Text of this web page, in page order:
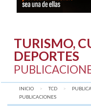
TURISMO,
DEPORTES
INICIO TCD
AQUÍ:
PUBLICACIONES